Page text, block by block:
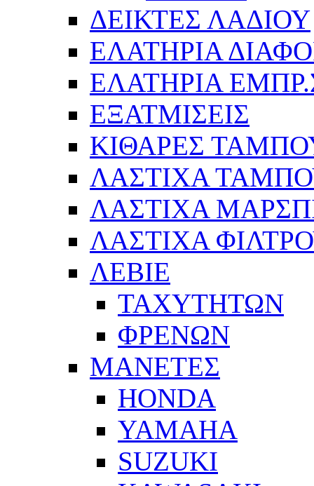
ΔΕΙΚΤΕΣ ΛΑΔΙΟΥ
ΕΛΑΤΗΡΙΑ
ΕΛΑΤΗΡΙΑ
ΕΞΑΤΜΙΣΕΙΣ
ΚΙΘΑΡΕΣ
ΛΑΣΤΙΧΑ
ΛΑΣΤΙΧΑ
ΛΑΣΤΙΧΑ
ΛΕΒΙΕ
ΤΑΧΥΤΗΤΩΝ
ΦΡΕΝΩΝ
ΜΑΝΕΤΕΣ
HONDA
YAMAHA
SUZUKI